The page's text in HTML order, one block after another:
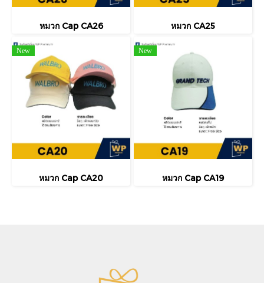
หมวก Cap CA26 หมวก CA25
New
หมวก Cap CA20
New
หมวก Cap CA19